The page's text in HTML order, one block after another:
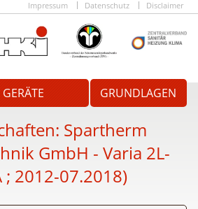
Impressum Datenschutz Disclaimer
GERÄTE GRUNDLAGEN
Spartherm
GmbH - Varia 2L-
2012-07.2018)